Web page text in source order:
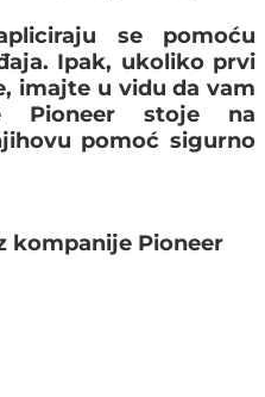
se pomoću
. Ipak, ukoliko prvi
imajte u vidu da vam
Pioneer stoje na
pomoć sigurno
kompanije Pioneer